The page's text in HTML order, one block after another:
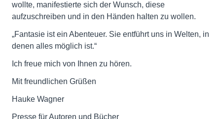
wollte, manifestierte sich der Wunsch, diese
aufzuschreiben und in den Händen halten zu wollen.
„Fantasie ist ein Abenteuer. Sie entführt uns in Welten, in
denen alles möglich ist.“
Ich freue mich von Ihnen zu hören.
Mit freundlichen Grüßen
Hauke Wagner
Presse für Autoren und Bücher